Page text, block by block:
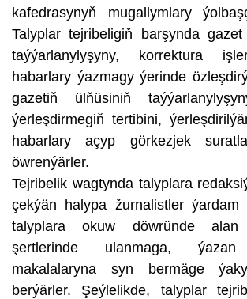
kafedrasynyň mugallymlary
Talyplar tejribeligiň barşynda gazet
taýýarlanylyşyny, korrektura
habarlary ýazmagy ýerinde
gazetiň ülňüsiniň
ýerleşdirmegiň tertibini,
habarlary açyp görkezjek
öwrenýärler.
Tejribelik wagtynda talyplara
çekýän halypa žurnalistler ýardam
talyplara okuw döwründe
şertlerinde ulanmaga, ýazan
makalalaryna syn bermäge
berýärler. Şeýlelikde, talyplar